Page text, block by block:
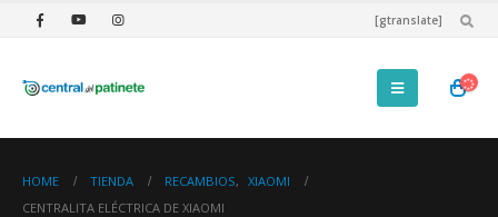
[gtranslate]
HOME TIENDA RECAMBIOS, XIAOMI
CENTRALITA ELÉCTRICA DE XIAOMI